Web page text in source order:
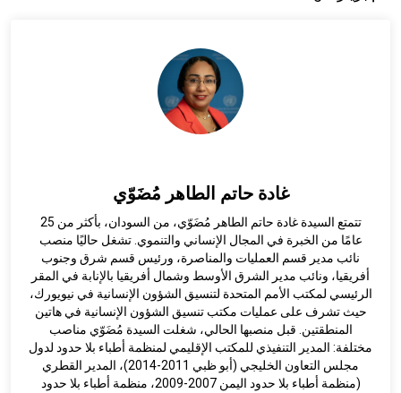
غادة حاتم الطاهر مُضَوّي
تتمتع السيدة غادة حاتم الطاهر مُضَوّي، من السودان، بأكثر من 25
عامًا من الخبرة في المجال الإنساني والتنموي. تشغل حاليًا منصب
نائب مدير قسم العمليات والمناصرة، ورئيس قسم شرق وجنوب
أفريقيا، ونائب مدير الشرق الأوسط وشمال أفريقيا بالإنابة في المقر
الرئيسي لمكتب الأمم المتحدة لتنسيق الشؤون الإنسانية في نيويورك،
حيث تشرف على عمليات مكتب تنسيق الشؤون الإنسانية في هاتين
المنطقتين. قبل منصبها الحالي، شغلت السيدة مُضَوّي مناصب
مختلفة: المدير التنفيذي للمكتب الإقليمي لمنظمة أطباء بلا حدود لدول
مجلس التعاون الخليجي (أبو ظبي 2011-2014)، المدير القطري
(منظمة أطباء بلا حدود اليمن 2007-2009، منظمة أطباء بلا حدود